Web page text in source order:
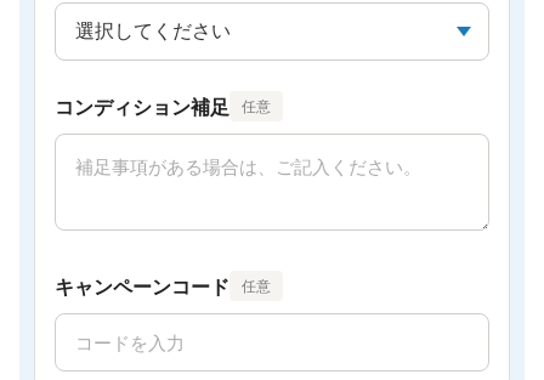
コンディション補足 任意
キャンペーンコード 任意